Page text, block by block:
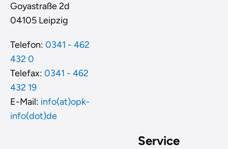
Goyastraße 2d
04105 Leipzig
Telefon: 0341 - 462
432 0
Telefax: 0341 - 462
432 19
E-Mail: info(at)opk-
info(dot)de
Service